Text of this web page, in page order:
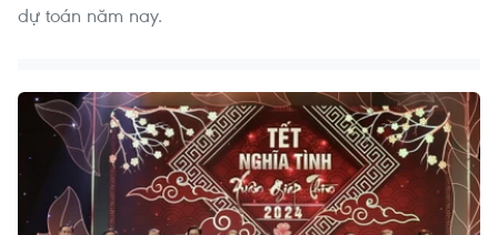
dự toán năm nay.